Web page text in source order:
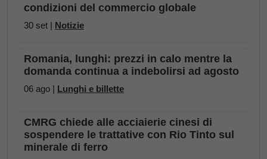
condizioni del commercio globale
30 set | Notizie
Romania, lunghi: prezzi in calo mentre la
domanda continua a indebolirsi ad agosto
06 ago | Lunghi e billette
CMRG chiede alle acciaierie cinesi di
sospendere le trattative con Rio Tinto sul
minerale di ferro